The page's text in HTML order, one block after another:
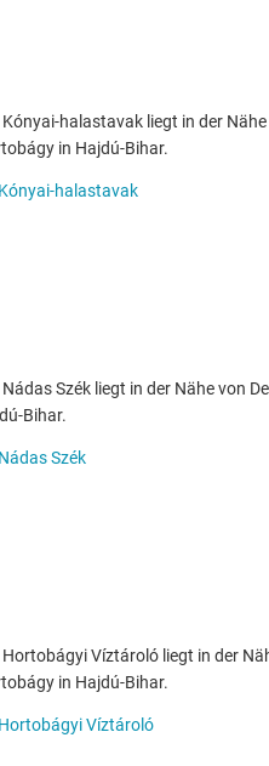
Kónyai-halastavak liegt in der
in Hajdú-Bihar.
Kónyai-halastavak
Nádas Szék liegt in der Nähe von
Bihar.
Nádas Szék
Hortobágyi Víztároló liegt in der
in Hajdú-Bihar.
Hortobágyi Víztároló